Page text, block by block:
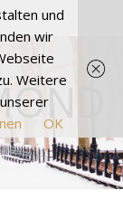
und
wir
Weitere
OK